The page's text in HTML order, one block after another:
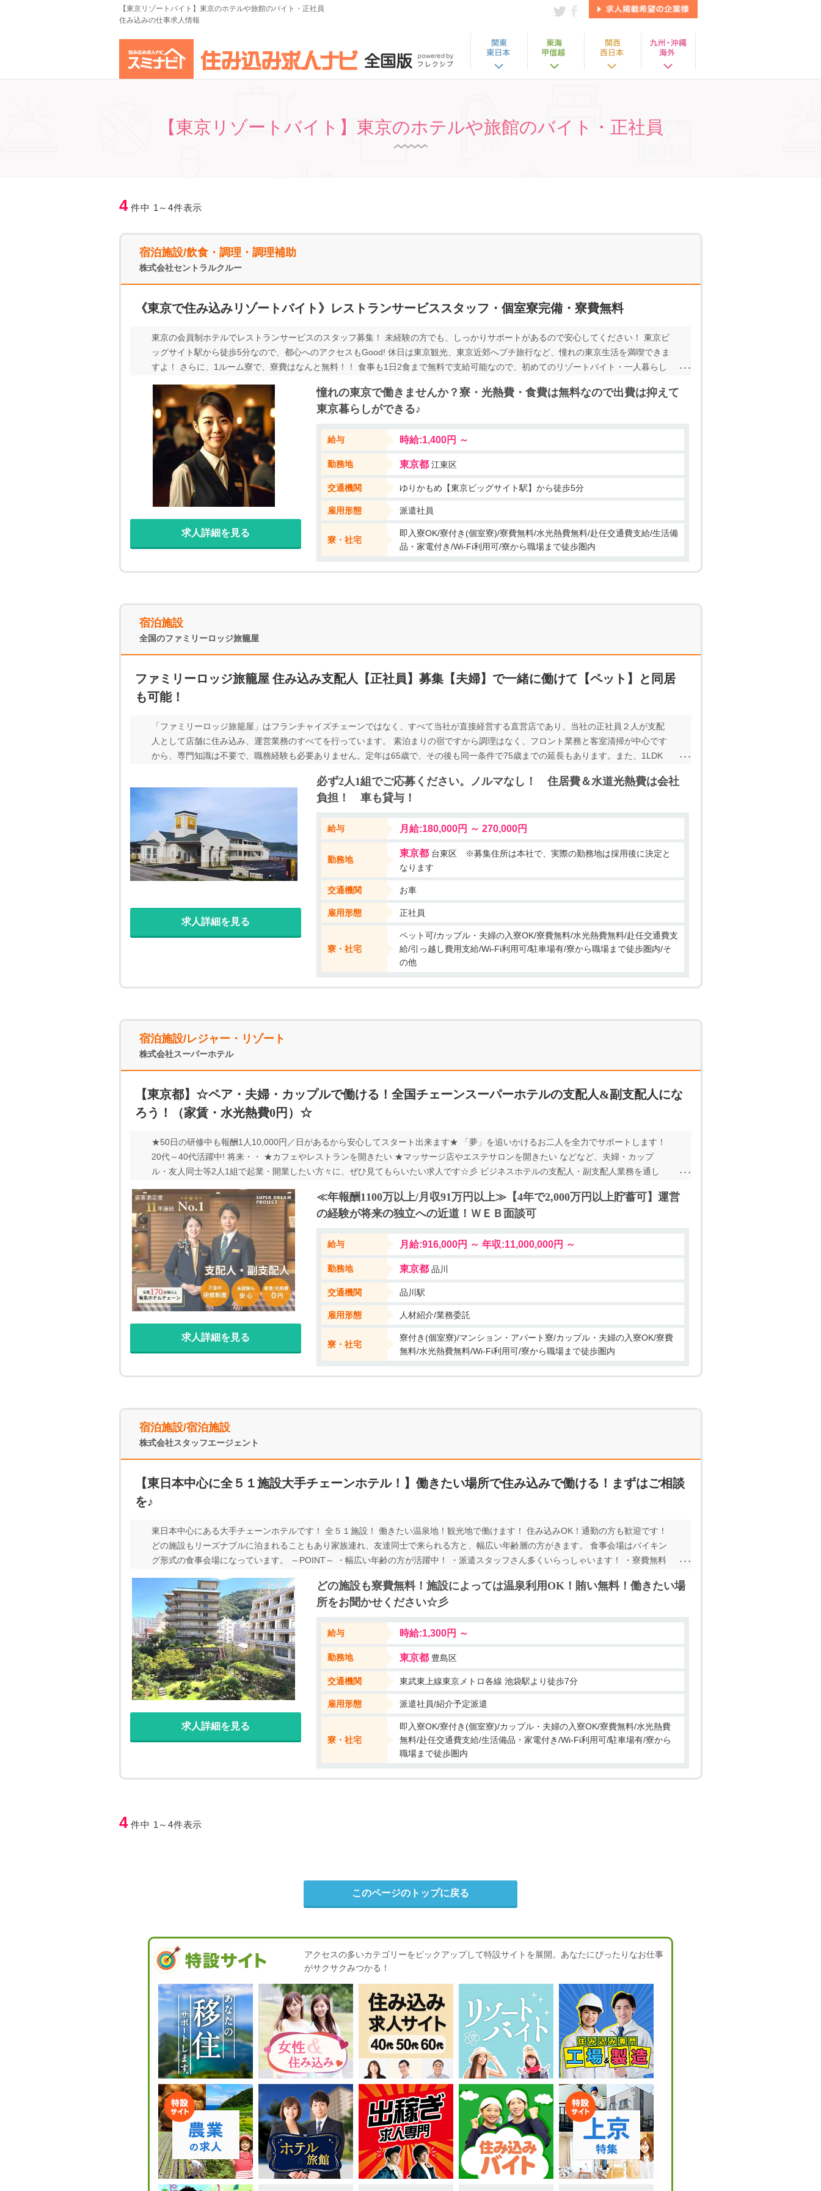
【東京リゾートバイト】東京のホテルや旅館のバイト・正社員
住み込みの仕事求人情報
【東京リゾートバイト】東京のホテルや旅館のバイト・正社員
4 件中 1～4件表示
宿泊施設/飲食・調理・調理補助
株式会社セントラルクルー
《東京で住み込みリゾートバイト》レストランサービススタッフ・個室寮完備・寮費無料
東京の会員制ホテルでレストランサービスのスタッフ募集！ 未経験の方でも、しっかりサポートがあるので安心してください！ 東京ビ
ッグサイト駅から徒歩5分なので、都心へのアクセスもGood! 休日は東京観光、東京近郊へプチ旅行など、憧れの東京生活を満喫できま
すよ！ さらに、1ルーム寮で、寮費はなんと無料！！ 食事も1日2食まで無料で支給可能なので、初めてのリゾートバイト・一人暮らし
ります！
求人詳細を見る
憧れの東京で働きませんか？寮・光熱費・食費は無料なので出費は抑えて
東京暮らしができる♪
給与 時給:1,400円 ～
勤務地 東京都江東区
交通機関 ゆりかもめ【東京ビッグサイト駅】から徒歩5分
雇用形態 派遣社員
寮・社宅
即入寮OK/寮付き(個室寮)/寮費無料/水光熱費無料/赴任交通費支給/生活備
品・家電付き/Wi-Fi利用可/寮から職場まで徒歩圏内
宿泊施設
全国のファミリーロッジ旅籠屋
ファミリーロッジ旅籠屋 住み込み支配人【正社員】募集【夫婦】で一緒に働けて【ペット】と同居
も可能！
「ファミリーロッジ旅籠屋」はフランチャイズチェーンではなく、すべて当社が直接経営する直営店であり、当社の正社員２人が支配
人として店舗に住み込み、運営業務のすべてを行っています。 素泊まりの宿ですから調理はなく、フロント業務と客室清掃が中心です
から、専門知識は不要で、職務経験も必要ありません。定年は65歳で、その後も同一条件で75歳までの延長もあります。また、1LDK
る、お互い助け合って人生を共にするカップルということだけが条件ですから、学歴や職歴は問いませんし、戸籍上の夫婦であるかど
うかも問いません。LGBTの方も同様です。 以下のような方に最適な仕事です。 ・まだまだ元気なので、60歳前後からでも働いて社会
にかかわりたい。 ・直接お客様に喜ばれる仕事、胸を張ってできる仕事に従事したい。 ・堅実で安定した人生を築いていきたいので、
長く続けられる仕事に就きたい。 ・人間関係にわずらわされることなく、ふたりで力をあわせてマイペースで働きたい。 ・ノルマなど
の数字に追われたり、歩合給など不安定な収入に悩まされずに働きたい。
求人詳細を見る
必ず2人1組でご応募ください。ノルマなし！ 住居費＆水道光熱費は会社
負担！ 車も貸与！
給与 月給:180,000円 ～ 270,000円
勤務地
東京都台東区 ※募集住所は本社で、実際の勤務地は採用後に決定と
なります
交通機関 お車
雇用形態 正社員
寮・社宅
ペット可/カップル・夫婦の入寮OK/寮費無料/水光熱費無料/赴任交通費支
給/引っ越し費用支給/Wi-Fi利用可/駐車場有/寮から職場まで徒歩圏内/そ
の他
宿泊施設/レジャー・リゾート
株式会社スーパーホテル
【東京都】☆ペア・夫婦・カップルで働ける！全国チェーンスーパーホテルの支配人&副支配人にな
ろう！（家賃・水光熱費0円）☆
★50日の研修中も報酬1人10,000円／日があるから安心してスタート出来ます★ 「夢」を追いかけるお二人を全力でサポートします！
20代～40代活躍中! 将来・・ ★カフェやレストランを開きたい ★マッサージ店やエステサロンを開きたい などなど、夫婦・カップ
ル・友人同士等2人1組で起業・開業したい方々に、ぜひ見てもらいたい求人です☆彡 ビジネスホテルの支配人・副支配人業務を通し
に成長&やりがい&収入を得られます！ ＜担当者から＞ ホテルの支配人を経験後、現在は採用担当として活動している瀬戸口です。
ホテルの支配人はお客様のお出迎え、チェックイン、館内管理、売上管理、従業員コミュニケーションや育成等々…そのお仕事内容
は多岐に渡ります。 ホテルに泊まって頂くだけでなく、様々な付加価値をお客様に提案する事で 沢山のお客様に喜んでいただけるお仕
事です！ 将来叶えたい夢や目標があるお2人をサポートする体制が整っているのも弊社の強みです！ WEB説明会も開催可能！ ぜひ一
度、お問合せください！
求人詳細を見る
≪年報酬1100万以上/月収91万円以上≫【4年で2,000万円以上貯蓄可】運営
の経験が将来の独立への近道！ＷＥＢ面談可
給与 月給:916,000円 ～ 年収:11,000,000円 ～
勤務地 東京都品川
交通機関 品川駅
雇用形態 人材紹介/業務委託
寮・社宅
寮付き(個室寮)/マンション・アパート寮/カップル・夫婦の入寮OK/寮費
無料/水光熱費無料/Wi-Fi利用可/寮から職場まで徒歩圏内
宿泊施設/宿泊施設
株式会社スタッフエージェント
【東日本中心に全５１施設大手チェーンホテル！】働きたい場所で住み込みで働ける！まずはご相談
を♪
東日本中心にある大手チェーンホテルです！ 全５１施設！ 働きたい温泉地！観光地で働けます！ 住み込みOK！通勤の方も歓迎です！
どの施設もリーズナブルに泊まれることもあり家族連れ、友達同士で来られる方と、幅広い年齢層の方がきます。 食事会場はバイキン
グ形式の食事会場になっています。 ～POINT～ ・幅広い年齢の方が活躍中！ ・派遣スタッフさん多くいらっしゃいます！ ・寮費無料
求人詳細を見る
どの施設も寮費無料！施設によっては温泉利用OK！賄い無料！働きたい場
所をお聞かせください☆彡
給与 時給:1,300円 ～
勤務地 東京都豊島区
交通機関 東武東上線東京メトロ各線 池袋駅より徒歩7分
雇用形態 派遣社員/紹介予定派遣
寮・社宅
即入寮OK/寮付き(個室寮)/カップル・夫婦の入寮OK/寮費無料/水光熱費
無料/赴任交通費支給/生活備品・家電付き/Wi-Fi利用可/駐車場有/寮から
職場まで徒歩圏内
4 件中 1～4件表示
このページのトップに戻る
アクセスの多いカテゴリーをピックアップして特設サイトを展開。あなたにぴったりなお仕事
がサクサクみつかる！